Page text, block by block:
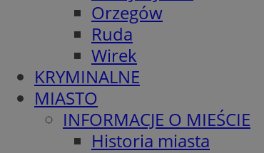
Orzegów
Ruda
Wirek
KRYMINALNE
MIASTO
INFORMACJE O MIEŚCIE
Historia miasta